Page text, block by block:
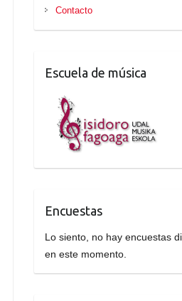
Contacto
Escuela de música
Encuestas
Lo siento, no hay encuestas
en este momento.